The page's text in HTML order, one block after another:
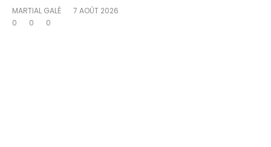
MARTIAL GALÉ
7 AOÛT 2026
0
0 0